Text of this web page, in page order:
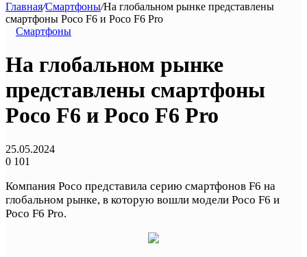
Главная/Смартфоны/На глобальном рынке представлены
смартфоны Poco F6 и Poco F6 Pro
Смартфоны
На глобальном рынке
представлены смартфоны
Poco F6 и Poco F6 Pro
25.05.2024
0 101
Компания Poco представила серию смартфонов F6 на
глобальном рынке, в которую вошли модели Poco F6 и
Poco F6 Pro.